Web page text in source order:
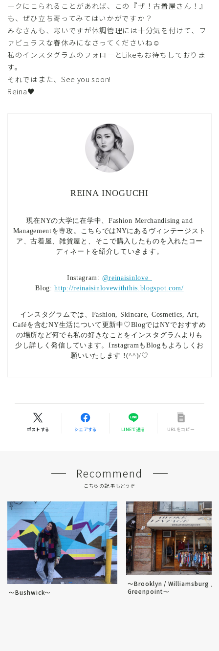
ークにこられることがあれば、この『ザ！古着屋さん！』
も、ぜひ立ち寄ってみてはいかがですか？
みなさんも、寒いですが体調管理には十分気を付けて、フ
ァビュラスな春休みになさってくださいね☺
私のインスタグラムのフォローとLikeもお待ちしておりま
す。
それではまた、See you soon!
Reina♥
REINA INOGUCHI
現在NYの大学に在学中、Fashion Merchandising and
Managementを専攻。こちらではNYにあるヴィンテージスト
ア、古着屋、雑貨屋と、そこで購入したものを入れたコー
ディネートを紹介していきます。
Instagram: @reinaisinlove_
Blog:http://reinaisinlovewiththis.blogspot.com/
インスタグラムでは、Fashion, Skincare, Cosmetics, Art,
Caféを含むNY生活について更新中♡BlogではNYでおすすめ
の場所など何でも私の好きなことをインスタグラムよりも
少し詳しく発信しています。InstagramもBlogもよろしくお
願いいたします !(^^)/♡
ポストする シェアする LINEで送る URLをコピー
Recommend
こちらの記事もどうぞ
～Bushwick～
～Brooklyn / Williamsburg /
Greenpoint～